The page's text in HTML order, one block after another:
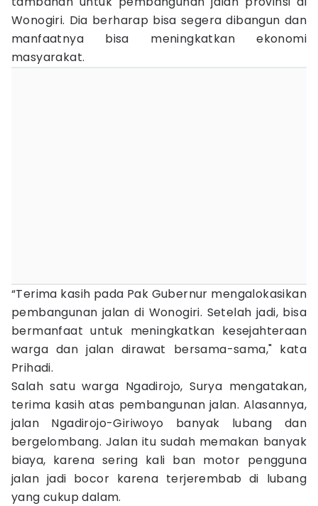
Wonogiri. Dia berharap bisa segera dibangun dan
manfaatnya bisa meningkatkan ekonomi
masyarakat.
“Terima kasih pada Pak Gubernur mengalokasikan
pembangunan jalan di Wonogiri. Setelah jadi, bisa
bermanfaat untuk meningkatkan kesejahteraan
warga dan jalan dirawat bersama-sama," kata
Prihadi.
Salah satu warga Ngadirojo, Surya mengatakan,
terima kasih atas pembangunan jalan. Alasannya,
jalan Ngadirojo-Giriwoyo banyak lubang dan
bergelombang. Jalan itu sudah memakan banyak
biaya, karena sering kali ban motor pengguna
jalan jadi bocor karena terjerembab di lubang
yang cukup dalam.